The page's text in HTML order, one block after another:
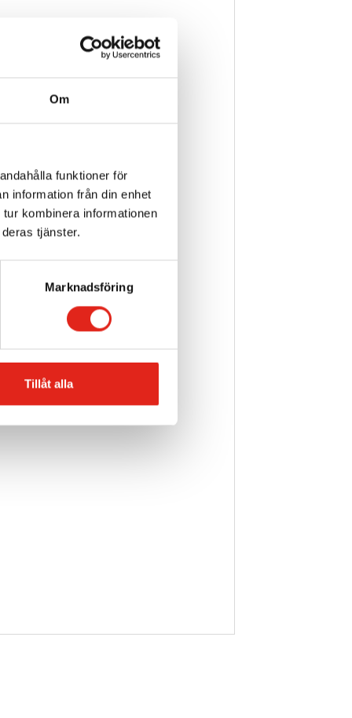
Om
funktioner för
information från din enhet
kombinera informationen
tjänster.
Marknadsföring
Tillåt alla